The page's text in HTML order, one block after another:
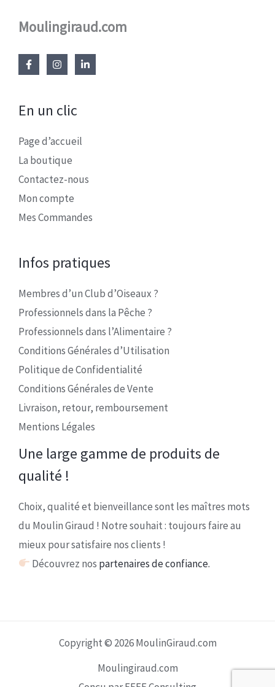
Moulingiraud.com
En un clic
Page d’accueil
La boutique
Contactez-nous
Mon compte
Mes Commandes
Infos pratiques
Membres d’un Club d’Oiseaux ?
Professionnels dans la Pêche ?
Professionnels dans l’Alimentaire ?
Conditions Générales d’Utilisation
Politique de Confidentialité
Conditions Générales de Vente
Livraison, retour, remboursement
Mentions Légales
Une large gamme de produits de
qualité !
Choix, qualité et bienveillance sont les maîtres mots
du Moulin Giraud ! Notre souhait : toujours faire au
mieux pour satisfaire nos clients !
Découvrez nos partenaires de confiance.
Copyright © 2026 MoulinGiraud.com
Moulingiraud.com